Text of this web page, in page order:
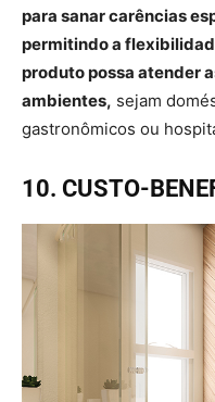
para sanar carências
permitindo a
produto possa atender
ambientes, sejam
gastronômicos ou
10. CUSTO-